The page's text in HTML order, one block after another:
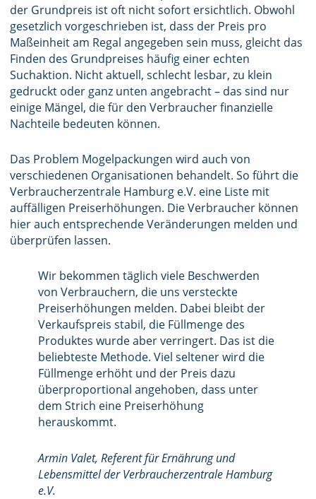
der Grundpreis ist oft nicht sofort ersichtlich. Obwohl
gesetzlich vorgeschrieben ist, dass der Preis pro
Maßeinheit am Regal angegeben sein muss, gleicht das
Finden des Grundpreises häufig einer echten
Suchaktion. Nicht aktuell, schlecht lesbar, zu klein
gedruckt oder ganz unten angebracht – das sind nur
einige Mängel, die für den Verbraucher finanzielle
Nachteile bedeuten können.
Das Problem Mogelpackungen wird auch von
verschiedenen Organisationen behandelt. So führt die
Verbraucherzentrale Hamburg e.V. eine Liste mit
auffälligen Preiserhöhungen. Die Verbraucher können
hier auch entsprechende Veränderungen melden und
überprüfen lassen.
Wir bekommen täglich viele Beschwerden
von Verbrauchern, die uns versteckte
Preiserhöhungen melden. Dabei bleibt der
Verkaufspreis stabil, die Füllmenge des
Produktes wurde aber verringert. Das ist die
beliebteste Methode. Viel seltener wird die
Füllmenge erhöht und der Preis dazu
überproportional angehoben, dass unter
dem Strich eine Preiserhöhung
herauskommt.
Armin Valet, Referent für Ernährung und
Lebensmittel der Verbraucherzentrale Hamburg
e.V.